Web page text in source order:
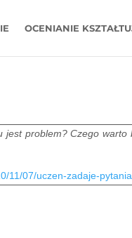
OCENIANIE
jest problem? Czego warto
11/07/uczen-zadaje-